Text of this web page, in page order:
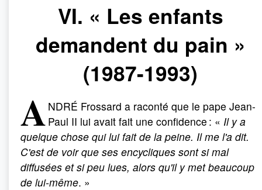
VI. « Les enfants
demandent du pain »
(1987-1993)
A NDRÉ Frossard a raconté que le pape Jean-
Paul II lui avait fait une confidence : « Il y a
quelque chose qui lui fait de la peine. Il me l'a dit.
C'est de voir que ses encycliques sont si mal
diffusées et si peu lues, alors qu'il y met beaucoup
de lui-même. »